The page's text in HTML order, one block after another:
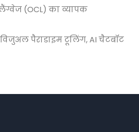
(OCL) का व्यापक
विजुअल पैराडाइम टूलिंग, AI चैटबॉट